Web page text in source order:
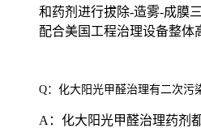
和药剂进行拔除-造雾-成膜
配合美国工程治理设备整体
Q：化大阳光甲醛治理有二次污
A：化大阳光甲醛治理药剂